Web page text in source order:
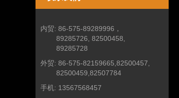
内贸: 86-575-89289996，
89285726, 82500458,
89285728
外贸: 86-575-82159665,82500457,
82500459,82507784
手机: 13567568457